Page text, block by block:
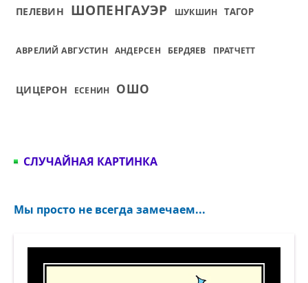
ПЕЛЕВИН ШОПЕНГАУЭР ШУКШИН ТАГОР
АВРЕЛИЙ АВГУСТИН АНДЕРСЕН БЕРДЯЕВ ПРАТЧЕТТ
ЦИЦЕРОН ЕСЕНИН ОШО
СЛУЧАЙНАЯ КАРТИНКА
Мы просто не всегда замечаем...